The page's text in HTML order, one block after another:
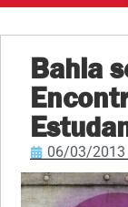
Bahia
06/03/2013